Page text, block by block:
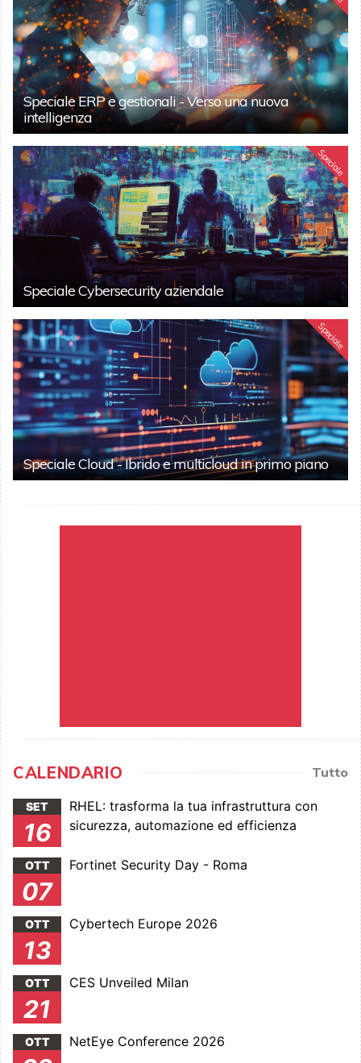
Speciale ERP e gestionali - Verso una nuova
intelligenza
Speciale
Speciale Cybersecurity aziendale
Speciale
Speciale Cloud - Ibrido e multicloud in primo piano
CALENDARIO Tutto
SET
16
RHEL: trasforma la tua infrastruttura con
sicurezza, automazione ed efficienza
OTT
07
Fortinet Security Day - Roma
OTT
13
Cybertech Europe 2026
OTT
21
CES Unveiled Milan
OTT NetEye Conference 2026